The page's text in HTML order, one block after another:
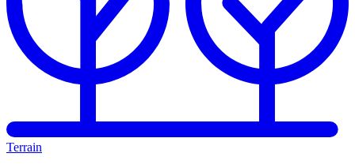
Terrain